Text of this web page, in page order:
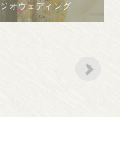
マタニティー